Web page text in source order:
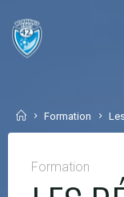
content
HomeFormation
Formation